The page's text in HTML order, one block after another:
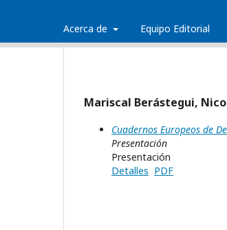
Acerca de Equipo Editorial
Mariscal Berástegui,
Cuadernos Europeos de
Presentación
Presentación
Detalles PDF